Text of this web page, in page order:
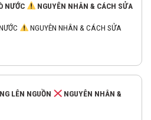
NƯỚC
NGUYÊN NHÂN & CÁCH SỬA
NGUYÊN NHÂN & CÁCH SỬA
LÊN NGUỒN
NGUYÊN NHÂN &